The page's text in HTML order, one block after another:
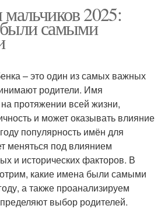
2025:
самыми
– это один из самых важных
родители. Имя
протяжении всей жизни,
и может оказывать влияние
популярность имён для
меняться под влиянием
и исторических факторов. В
какие имена были самыми
а также проанализируем
выбор родителей.